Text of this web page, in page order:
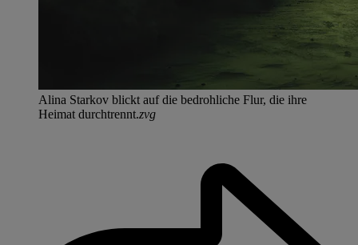
Alina Starkov blickt auf die bedrohliche Flur, die ihre
Heimat durchtrennt.zvg